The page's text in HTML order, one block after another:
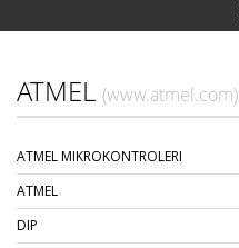
ATMEL (www.atmel.com)
ATMEL MIKROKONTROLERI
ATMEL
DIP